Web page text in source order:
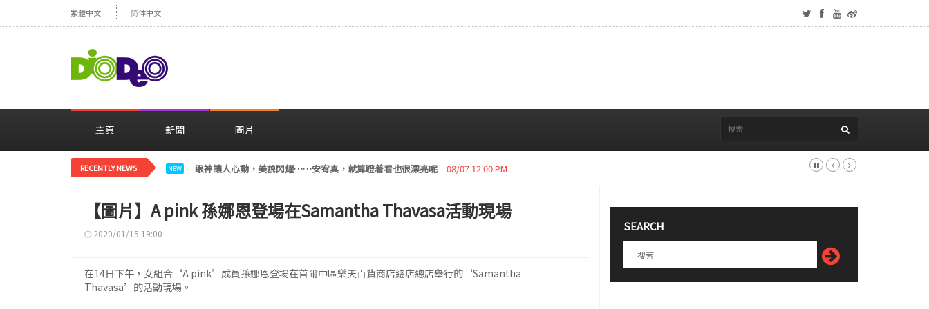
繁體中文 简体中文
主頁 新聞 圖片
RECENTLY NEWS NEW 眼神讓人心動，美貌閃耀……安宥真，就算瞪着看也很漂亮呢 08/07 12:00 PM
【圖片】A pink 孫娜恩登場在Samantha Thavasa活動現場
2020/01/15 19:00
在14日下午，女組合‘A pink’成員孫娜恩登場在首爾中區樂天百貨商店總店總店舉行的‘Samantha
Thavasa’的活動現場。
SEARCH